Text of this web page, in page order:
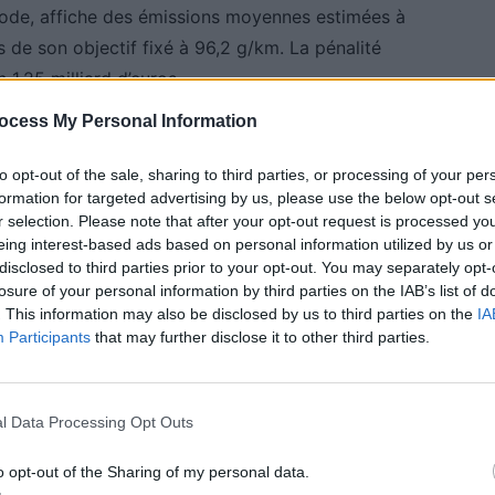
My Personal Information
opt-out of the sale, sharing to third parties, or processing of your
for targeted advertising by us, please use the below opt-out
selection. Please note that after your opt-out request is processed
interest-based ads based on personal information utilized by us
to third parties prior to your opt-out. You may separately
of your personal information by third parties on the IAB’s list of
This information may also be disclosed by us to third parties on the
Participants that may further disclose it to other third parties.
Data Processing Opt Outs
opt-out of the Sharing of my personal data.
affiche des émissions moyennes estimées à
de son objectif fixé à 96,2 g/km. La pénalité
milliard d’euros.
théoriques. Les constructeurs peuvent encore
achetant des crédits à d’autres groupes ou en
la période de référence.
basé sur les crédits
ou en ayant produit en grande quantité en tirent
2,3 milliards d’euros de crédits théoriques.
constituant une source de revenus
aurait accumulé environ 1,6 milliard d’euros de